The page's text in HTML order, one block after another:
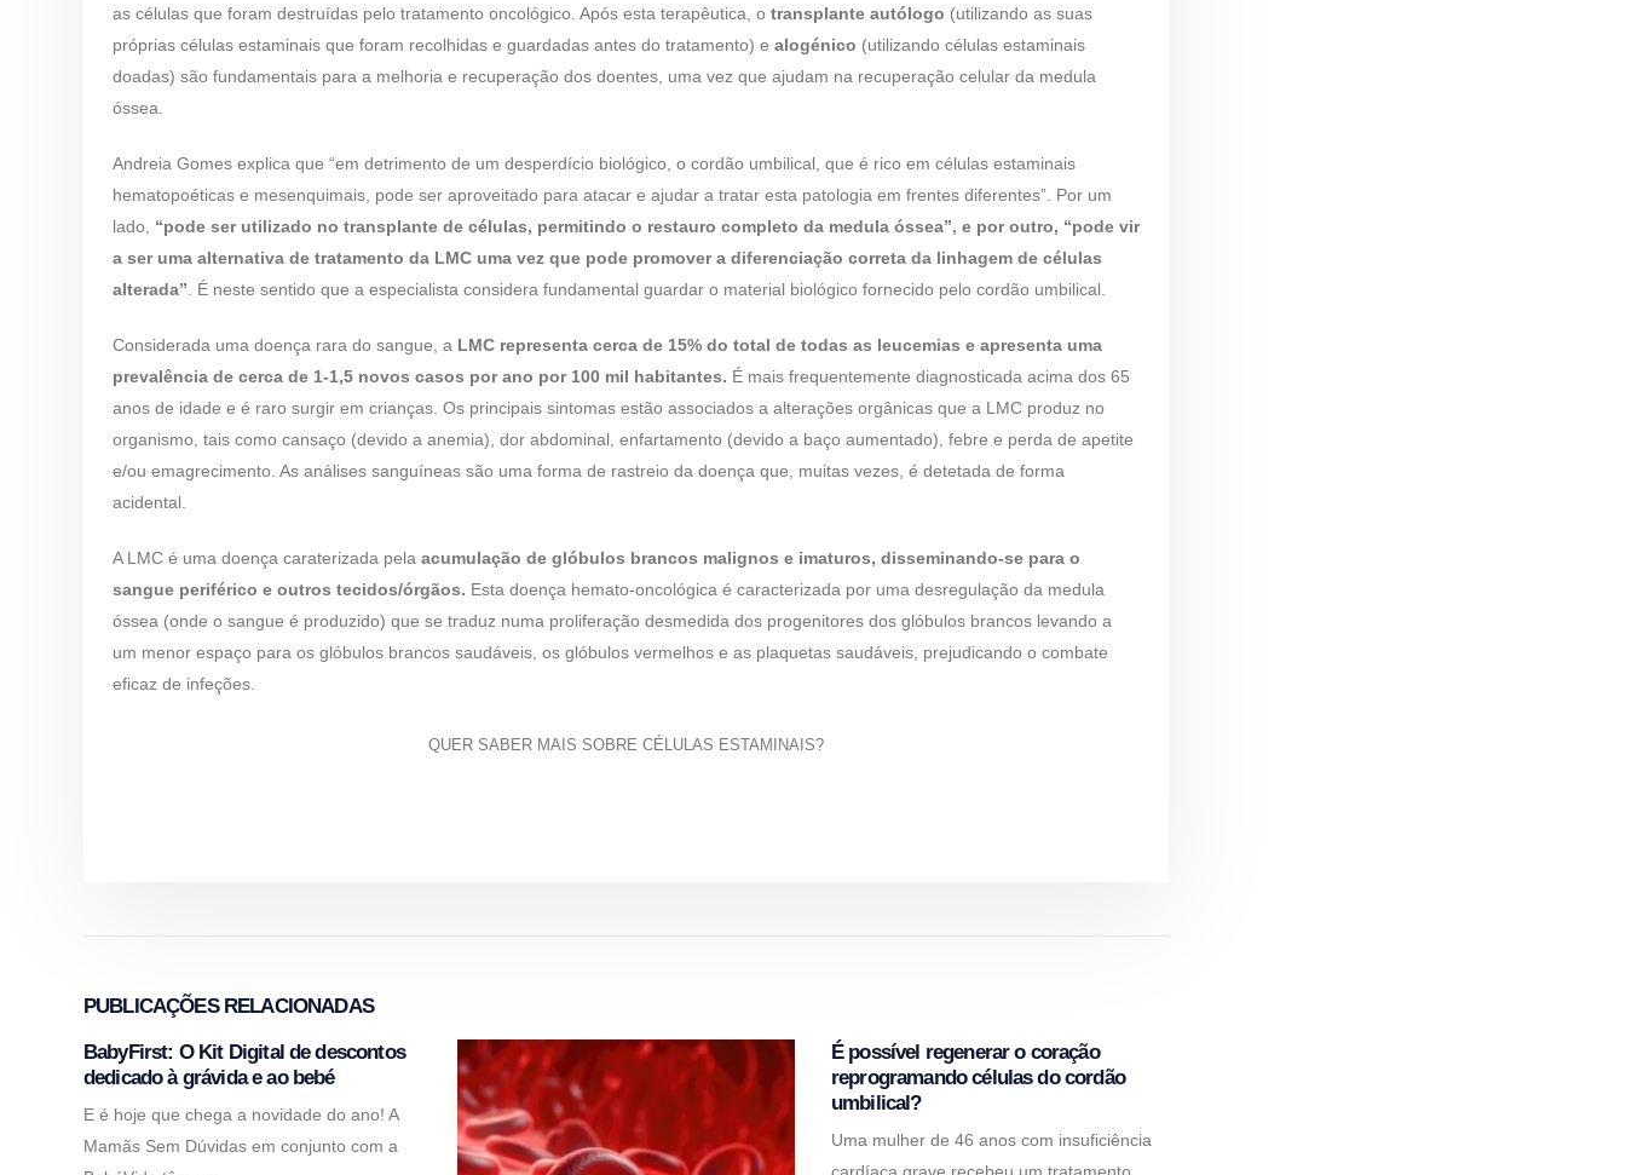
as células que foram destruídas pelo tratamento oncológico. Após esta terapêutica, o transplante autólogo (utilizando as suas
próprias células estaminais que foram recolhidas e guardadas antes do tratamento) e alogénico (utilizando células estaminais
doadas) são fundamentais para a melhoria e recuperação dos doentes, uma vez que ajudam na recuperação celular da medula
óssea.
Andreia Gomes explica que “em detrimento de um desperdício biológico, o cordão umbilical, que é rico em células estaminais
hematopoéticas e mesenquimais, pode ser aproveitado para atacar e ajudar a tratar esta patologia em frentes diferentes”. Por um
lado, “pode ser utilizado no transplante de células, permitindo o restauro completo da medula óssea”, e por outro, “pode vir
a ser uma alternativa de tratamento da LMC uma vez que pode promover a diferenciação correta da linhagem de células
alterada” . É neste sentido que a especialista considera fundamental guardar o material biológico fornecido pelo cordão umbilical.
Considerada uma doença rara do sangue, a LMC representa cerca de 15% do total de todas as leucemias e apresenta uma
prevalência de cerca de 1-1,5 novos casos por ano por 100 mil habitantes. É mais frequentemente diagnosticada acima dos 65
anos de idade e é raro surgir em crianças. Os principais sintomas estão associados a alterações orgânicas que a LMC produz no
organismo, tais como cansaço (devido a anemia), dor abdominal, enfartamento (devido a baço aumentado), febre e perda de apetite
e/ou emagrecimento. As análises sanguíneas são uma forma de rastreio da doença que, muitas vezes, é detetada de forma
acidental.
A LMC é uma doença caraterizada pela acumulação de glóbulos brancos malignos e imaturos, disseminando-se para o
sangue periférico e outros tecidos/órgãos. Esta doença hemato-oncológica é caracterizada por uma desregulação da medula
óssea (onde o sangue é produzido) que se traduz numa proliferação desmedida dos progenitores dos glóbulos brancos levando a
um menor espaço para os glóbulos brancos saudáveis, os glóbulos vermelhos e as plaquetas saudáveis, prejudicando o combate
eficaz de infeções.
QUER SABER MAIS SOBRE CÉLULAS ESTAMINAIS?
PUBLICAÇÕESRELACIONADAS
BabyFirst: O Kit Digital de descontos
dedicado à grávida e ao bebé
E é hoje que chega a novidade do ano! A
Mamãs Sem Dúvidas em conjunto com a
É possível regenerar o coração
reprogramando células do cordão
umbilical?
Uma mulher de 46 anos com insuficiência
cardíaca grave recebeu um tratamento